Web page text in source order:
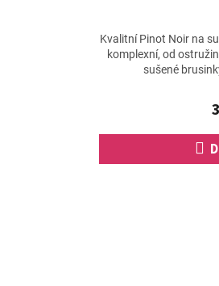
hodnocení
produktu
je
Kvalitní Pinot Noir na
komplexní, od
sušené